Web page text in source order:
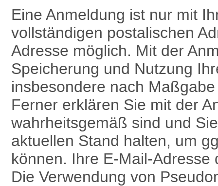
Eine Anmeldung ist nur mit
vollständigen postalischen
Adresse möglich. Mit der
Speicherung und Nutzung
insbesondere nach
Ferner erklären Sie mit der
wahrheitsgemäß sind und
aktuellen Stand halten, um
können. Ihre E-Mail-
Die Verwendung von